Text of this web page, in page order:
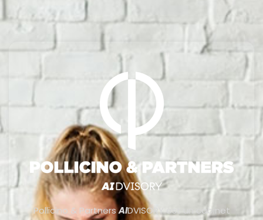
Pollicino & PartnersAIDVISORY est un cabinet